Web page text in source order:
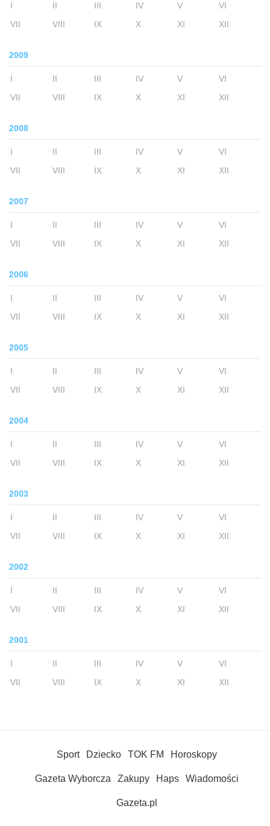
I II III IV V
VI
VII
VIII IX X XI XII
2009
I II III IV V
VI
VII
VIII IX X XI XII
2008
I II III IV V
VI
VII
VIII IX X XI XII
2007
I II III IV V
VI
VII
VIII IX X XI XII
2006
I II III IV V
VI
VII
VIII IX X XI XII
2005
I II III IV V
VI
VII
VIII IX X XI XII
2004
I II III IV V
VI
VII
VIII IX X XI XII
2003
I II III IV V
VI
VII
VIII IX X XI XII
2002
I II III IV V
VI
VII
VIII IX X XI XII
2001
I II III IV V
VI
VII
VIII IX X XI XII
Sport Dziecko TOK FM Horoskopy
Gazeta Wyborcza Zakupy Haps Wiadomości
Gazeta.pl